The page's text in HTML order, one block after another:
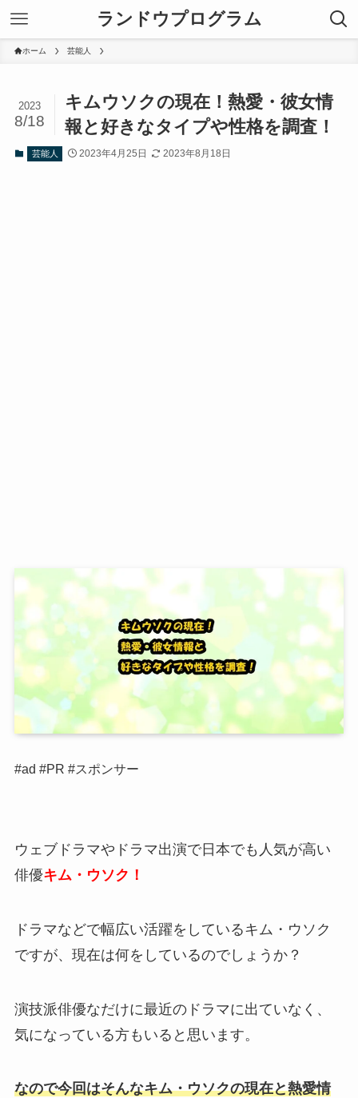
ランドウプログラム
ホーム 芸能人
キムウソクの現在！熱愛・彼女情
報と好きなタイプや性格を調査！
2023
8/18
芸能人 2023年4月25日 2023年8月18日
#ad #PR #スポンサー
ウェブドラマやドラマ出演で日本でも人気が高い
俳優キム・ウソク！
ドラマなどで幅広い活躍をしているキム・ウソク
ですが、現在は何をしているのでしょうか？
演技派俳優なだけに最近のドラマに出ていなく、
気になっている方もいると思います。
なので今回はそんなキム・ウソクの現在と熱愛情